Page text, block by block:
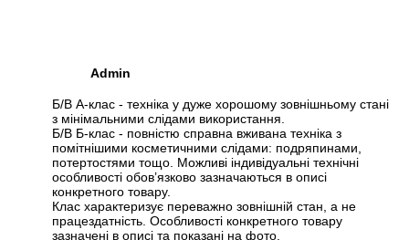
Admin
Б/В А-клас - техніка у дуже хорошому зовнішньому стані
з мінімальними слідами використання.
Б/В Б-клас - повністю справна вживана техніка з
помітнішими косметичними слідами: подряпинами,
потертостями тощо. Можливі індивідуальні технічні
особливості обов’язково зазначаються в описі
конкретного товару.
Клас характеризує переважно зовнішній стан, а не
працездатність. Особливості конкретного товару
зазначені в описі та показані на фото.